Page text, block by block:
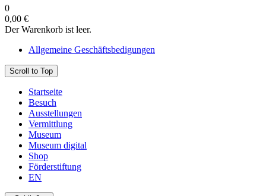
0
0,00 €
Der Warenkorb ist leer.
Allgemeine Geschäftsbedigungen
Scroll to Top
Startseite
Besuch
Ausstellungen
Vermittlung
Museum
Museum digital
Shop
Förderstiftung
EN